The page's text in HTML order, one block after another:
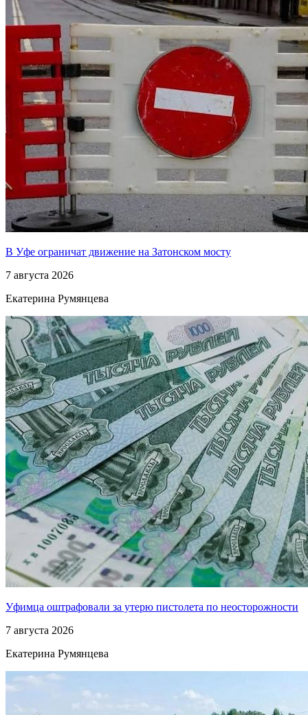
В Уфе ограничат движение на Затонском мосту
7 августа 2026
Екатерина Румянцева
Уфимца оштрафовали за утерю пистолета по неосторожности
7 августа 2026
Екатерина Румянцева